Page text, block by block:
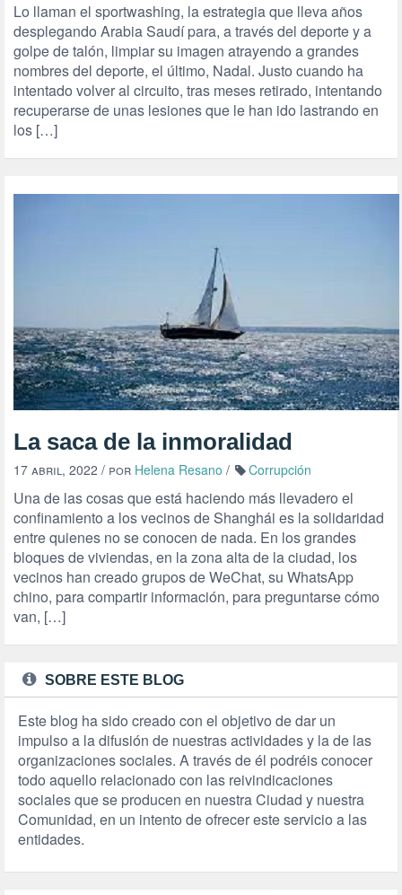
Lo llaman el sportwashing, la estrategia que lleva años
desplegando Arabia Saudí para, a través del deporte y a
golpe de talón, limpiar su imagen atrayendo a grandes
nombres del deporte, el último, Nadal. Justo cuando ha
intentado volver al circuito, tras meses retirado, intentando
recuperarse de unas lesiones que le han ido lastrando en
los […]
La saca de la inmoralidad
17 abril, 2022 / por Helena Resano / Corrupción
Una de las cosas que está haciendo más llevadero el
confinamiento a los vecinos de Shanghái es la solidaridad
entre quienes no se conocen de nada. En los grandes
bloques de viviendas, en la zona alta de la ciudad, los
vecinos han creado grupos de WeChat, su WhatsApp
chino, para compartir información, para preguntarse cómo
van, […]
SOBRE ESTE BLOG
Este blog ha sido creado con el objetivo de dar un
impulso a la difusión de nuestras actividades y la de las
organizaciones sociales. A través de él podréis conocer
todo aquello relacionado con las reivindicaciones
sociales que se producen en nuestra Ciudad y nuestra
Comunidad, en un intento de ofrecer este servicio a las
entidades.